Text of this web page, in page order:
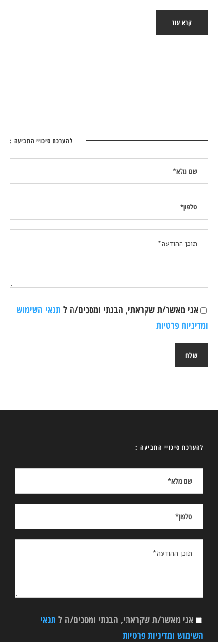
קרא עוד
להערכת סיכויי התביעה :
אני מאשר/ת שקראתי, הבנתי ומסכים/ה ל תנאי השימוש
ומדיניות פרטיות
להערכת סיכויי התביעה :
אני מאשר/ת שקראתי, הבנתי ומסכים/ה ל תנאי
השימוש ומדיניות פרטיות